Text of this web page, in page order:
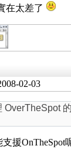
在太差了
02-03
OverTheSpot
援OnTheSpot